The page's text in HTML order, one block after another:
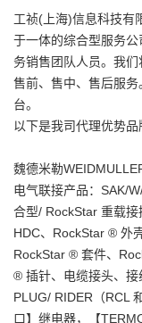
工祯(上海)信息科技有
于一体的综合型服务
务销售团队人员。我
售前、售中、售后服
台。
以下是我司代理优势品
魏德米勒
电气联接产品：SAK/
合型/ RockStar 重载
HDC、RockStar ® 外
RockStar ® 套件、
® 插针、电缆接头、
PLUG/ RIDER（RCL
口】继电器，【